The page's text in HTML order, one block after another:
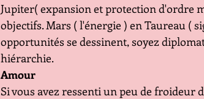
Jupiter( expansion et protection d'ordre
objectifs. Mars ( l'énergie ) en Taureau (
opportunités se dessinent, soyez
hiérarchie.
Amour
Si vous avez ressenti un peu de froideur